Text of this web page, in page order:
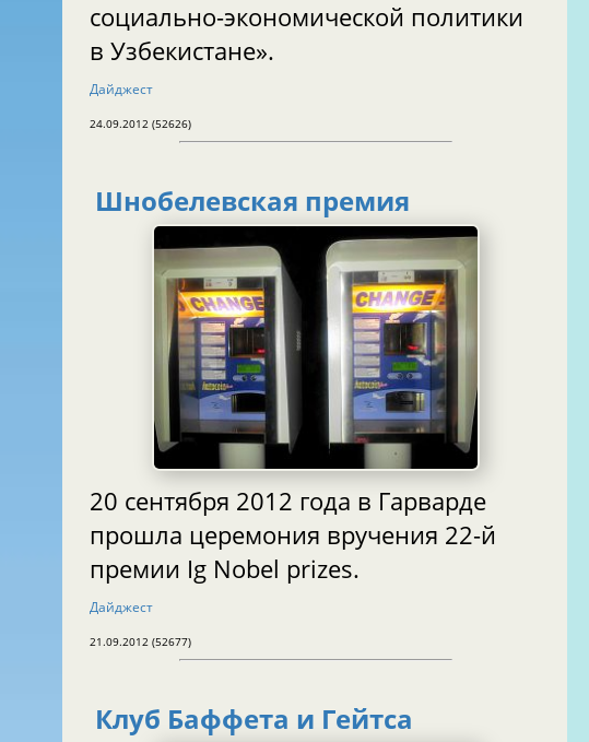
социально-экономической политики
в Узбекистане».
Дайджест
24.09.2012 (52626)
Шнобелевская премия
20 сентября 2012 года в Гарварде
прошла церемония вручения 22-й
премии Ig Nobel prizes.
Дайджест
21.09.2012 (52677)
Клуб Баффета и Гейтса